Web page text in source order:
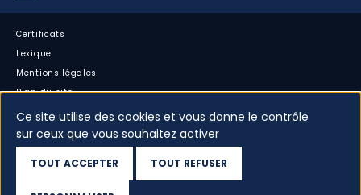
Certificats
Lexique
Mentions légales
Plan du site
Accessibilité : partiellement conforme
Cookies
Dispositif d’alerte
Ce site utilise des cookies et vous donne le contrôle
sur ceux que vous souhaitez activer
TOUT ACCEPTER TOUT REFUSER